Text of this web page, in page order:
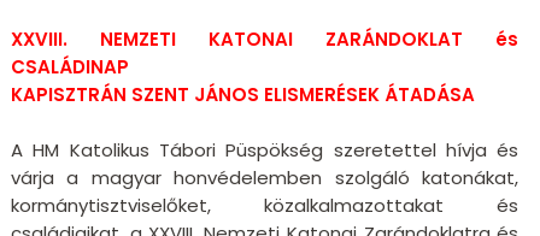
XXVIII. NEMZETI KATONAI ZARÁNDOKLAT és
CSALÁDINAP
KAPISZTRÁN SZENT JÁNOS ELISMERÉSEK ÁTADÁSA
A HM Katolikus Tábori Püspökség szeretettel hívja és
várja a magyar honvédelemben szolgáló katonákat,
kormánytisztviselőket, közalkalmazottakat és